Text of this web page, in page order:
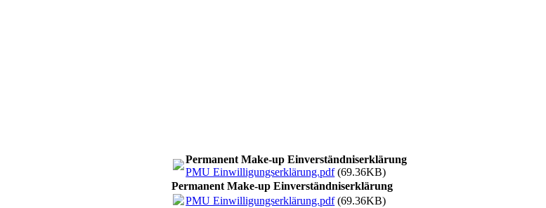
Permanent Make-up Einverständniserklärung
PMU Einwilligungserklärung.pdf(69.36KB)
Permanent Make-up Einverständniserklärung
PMU Einwilligungserklärung.pdf(69.36KB)